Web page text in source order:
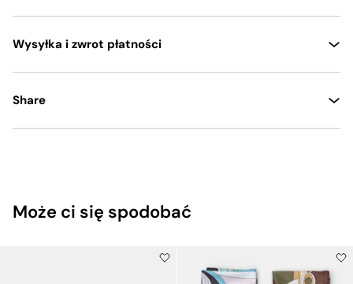
Wysyłka i zwrot płatności
Share
Może ci się spodobać